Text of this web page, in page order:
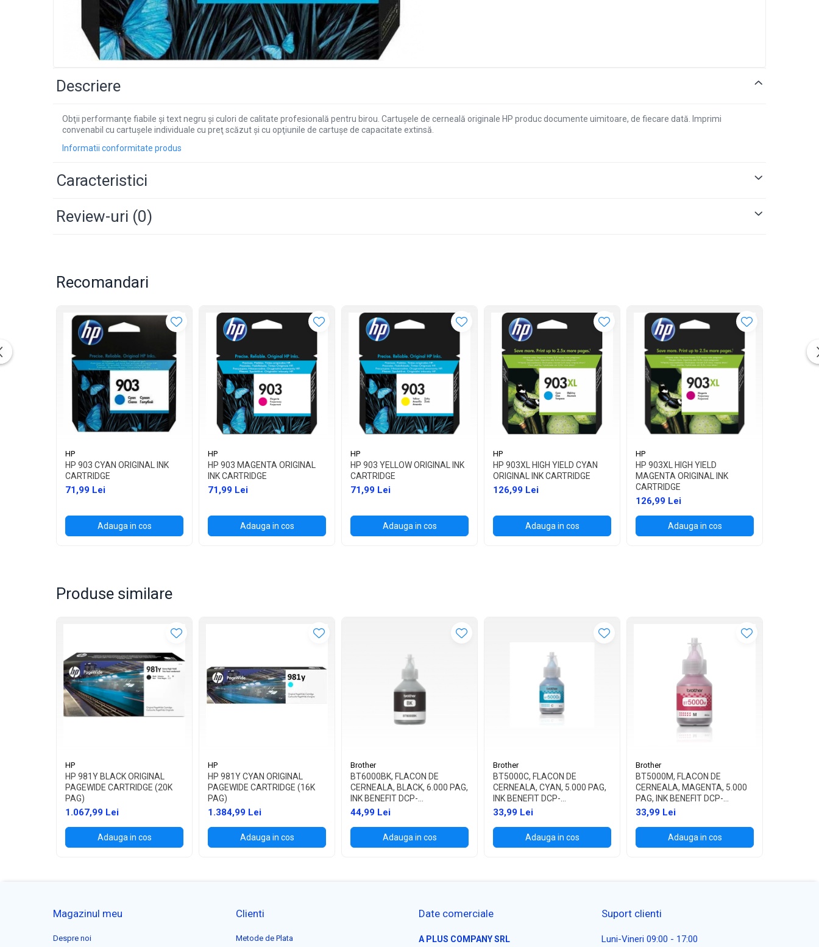
Descriere
Obţii performanţe fiabile şi text negru şi culori de calitate profesională pentru birou. Cartuşele de cerneală originale HP produc documente uimitoare, de fiecare dată. Imprimi
convenabil cu cartuşele individuale cu preţ scăzut şi cu opţiunile de cartuşe de capacitate extinsă.
Informatii conformitate produs
Caracteristici
Review-uri (0)
Recomandari
HP
HP 903 CYAN ORIGINAL INK
CARTRIDGE
71,99 Lei
Adauga in cos
HP
HP 903 MAGENTA ORIGINAL
INK CARTRIDGE
71,99 Lei
Adauga in cos
HP
HP 903 YELLOW ORIGINAL INK
CARTRIDGE
71,99 Lei
Adauga in cos
HP
HP 903XL HIGH YIELD CYAN
ORIGINAL INK CARTRIDGE
126,99 Lei
Adauga in cos
HP
HP 903XL HIGH YIELD
MAGENTA ORIGINAL INK
CARTRIDGE
126,99 Lei
Adauga in cos
Produse similare
HP
HP 981Y BLACK ORIGINAL
PAGEWIDE CARTRIDGE (20K
PAG)
1.067,99 Lei
Adauga in cos
HP
HP 981Y CYAN ORIGINAL
PAGEWIDE CARTRIDGE (16K
PAG)
1.384,99 Lei
Adauga in cos
Brother
BT6000BK, FLACON DE
CERNEALA, BLACK, 6.000 PAG,
INK BENEFIT DCP-
T300/T500W/T700W
44,99 Lei
Adauga in cos
Brother
BT5000C, FLACON DE
CERNEALA, CYAN, 5.000 PAG,
INK BENEFIT DCP-
T300/T500W/T700W
33,99 Lei
Adauga in cos
Brother
BT5000M, FLACON DE
CERNEALA, MAGENTA, 5.000
PAG, INK BENEFIT DCP-
T300/T500W/T700W
33,99 Lei
Adauga in cos
Magazinul meu
Despre noi
Clienti
Metode de Plata
Date comerciale
A PLUS COMPANY SRL
Suport clienti
Luni-Vineri 09:00 - 17:00